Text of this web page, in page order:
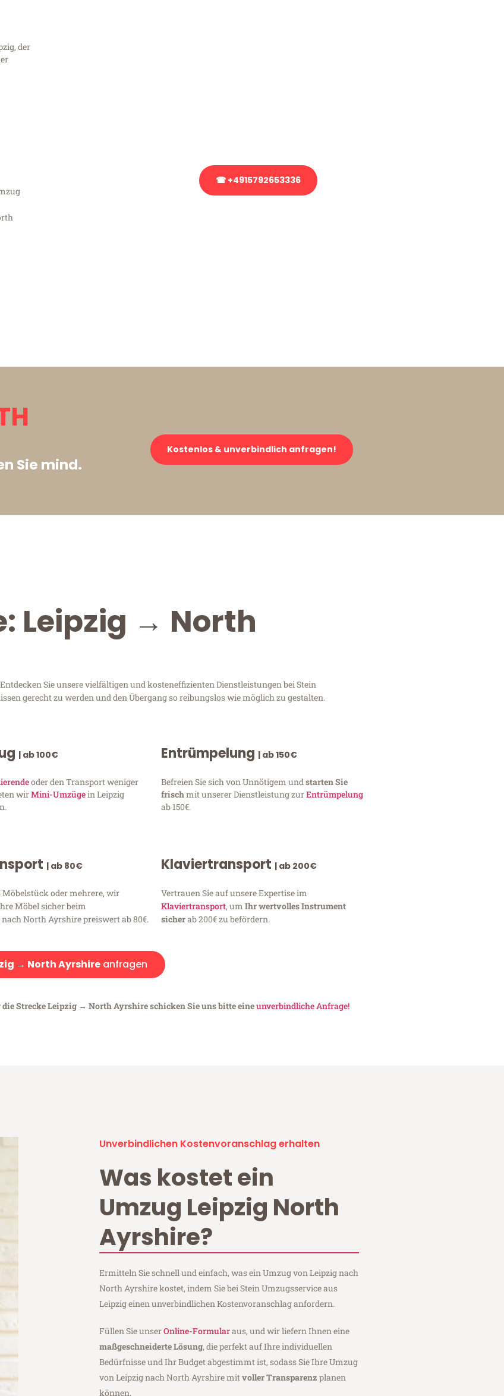
der
☎ +4915792653336
Sie mind.
Kostenlos & unverbindlich anfragen!
Leipzig → North
Sie unsere vielfältigen und kosteneffizienten Dienstleistungen bei Stein
gerecht zu werden und den Übergang so reibungslos wie möglich zu gestalten.
| ab 100€
oder den Transport weniger
wirMini-Umzügein Leipzig
Entrümpelung | ab 150€
Befreien Sie sich von Unnötigem und starten Sie
frischmit unserer Dienstleistung zurEntrümpelung
ab 150€.
| ab 80€
Möbelstück oder mehrere, wir
Möbel sicher beim
nach North Ayrshire preiswert ab 80€.
Klaviertransport | ab 200€
Vertrauen Sie auf unsere Expertise im
Klaviertransport, um Ihr wertvolles Instrument
sicherab 200€ zu befördern.
→ North Ayrshire anfragen
Strecke Leipzig → North Ayrshire schicken Sie uns bitte eineunverbindliche Anfrage!
Unverbindlichen Kostenvoranschlag erhalten
Was kostet ein
Umzug Leipzig North
Ayrshire?
Ermitteln Sie schnell und einfach, was ein Umzug von Leipzig nach
North Ayrshire kostet, indem Sie bei Stein Umzugsservice aus
Leipzig einen unverbindlichen Kostenvoranschlag anfordern.
Füllen Sie unserOnline-Formularaus, und wir liefern Ihnen eine
maßgeschneiderte Lösung, die perfekt auf Ihre individuellen
Bedürfnisse und Ihr Budget abgestimmt ist, sodass Sie Ihre Umzug
von Leipzig nach North Ayrshire mitvoller Transparenz planen
können.